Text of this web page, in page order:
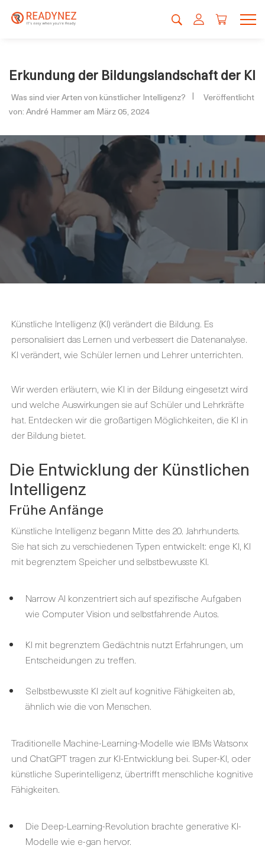
Erkundung der Bildungslandschaft der KI
Was sind vier Arten von künstlicher Intelligenz?
Veröffentlicht
von: André Hammer am März 05, 2024
Künstliche Intelligenz (KI) verändert die Bildung. Es
personalisiert das Lernen und verbessert die Datenanalyse.
KI verändert, wie Schüler lernen und Lehrer unterrichten.
Wir werden erläutern, wie KI in der Bildung eingesetzt wird
und welche Auswirkungen sie auf Schüler und Lehrkräfte
hat. Entdecken wir die großartigen Möglichkeiten, die KI in
der Bildung bietet.
Die Entwicklung der Künstlichen
Intelligenz
Frühe Anfänge
Künstliche Intelligenz begann Mitte des 20. Jahrhunderts.
Sie hat sich zu verschiedenen Typen entwickelt: enge KI, KI
mit begrenztem Speicher und selbstbewusste KI.
Narrow AI konzentriert sich auf spezifische Aufgaben
wie Computer Vision und selbstfahrende Autos.
KI mit begrenztem Gedächtnis nutzt Erfahrungen, um
Entscheidungen zu treffen.
Selbstbewusste KI zielt auf kognitive Fähigkeiten ab,
ähnlich wie die von Menschen.
Traditionelle Machine-Learning-Modelle wie IBMs Watsonx
und ChatGPT tragen zur KI-Entwicklung bei. Super-KI, oder
künstliche Superintelligenz, übertrifft menschliche kognitive
Fähigkeiten.
Die Deep-Learning-Revolution brachte generative KI-
Modelle wie e-gan hervor.